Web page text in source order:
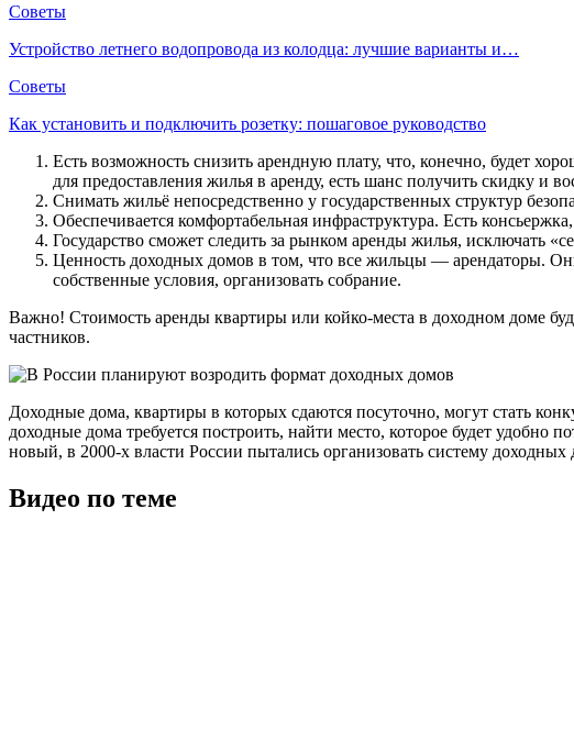
Советы
Устройство летнего водопровода из колодца: лучшие варианты и…
Советы
Как установить и подключить розетку: пошаговое руководство
Есть возможность снизить арендную плату, что, конечно, будет
для предоставления жилья в аренду, есть шанс получить скидку и
Снимать жильё непосредственно у государственных структур
Обеспечивается комфортабельная инфраструктура. Есть
Государство сможет следить за рынком аренды жилья, исключать
Ценность доходных домов в том, что все жильцы — арендаторы.
собственные условия, организовать собрание.
Важно! Стоимость аренды квартиры или койко-места в доходном доме
частников.
Доходные дома, квартиры в которых сдаются посуточно, могут стать
доходные дома требуется построить, найти место, которое будет
новый, в 2000-х власти России пытались организовать систему
Видео по теме